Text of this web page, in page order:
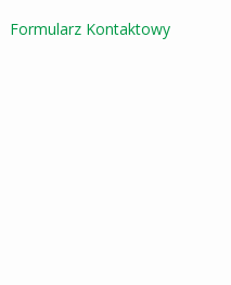
Formularz Kontaktowy